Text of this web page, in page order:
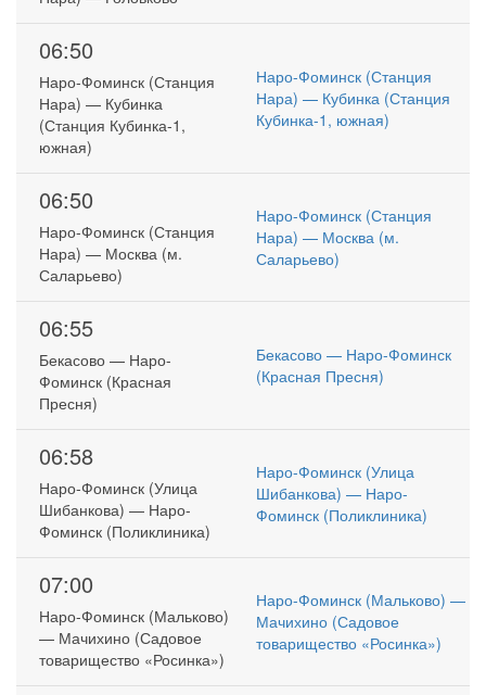
06:50
Наро-Фоминск (Станция
Нара) — Кубинка
(Станция Кубинка-1,
южная)
Наро-Фоминск (Станция
Нара) — Кубинка (Станция
Кубинка-1, южная)
06:50
Наро-Фоминск (Станция
Нара) — Москва (м.
Саларьево)
Наро-Фоминск (Станция
Нара) — Москва (м.
Саларьево)
06:55
Бекасово — Наро-
Фоминск (Красная
Пресня)
Бекасово — Наро-Фоминск
(Красная Пресня)
06:58
Наро-Фоминск (Улица
Шибанкова) — Наро-
Фоминск (Поликлиника)
Наро-Фоминск (Улица
Шибанкова) — Наро-
Фоминск (Поликлиника)
07:00
Наро-Фоминск (Мальково)
— Мачихино (Садовое
товарищество «Росинка»)
Наро-Фоминск (Мальково) —
Мачихино (Садовое
товарищество «Росинка»)